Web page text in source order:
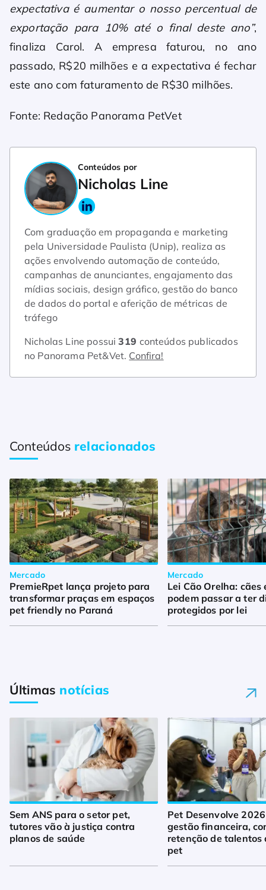
expectativa é aumentar o nosso percentual de
exportação para 10% até o final deste ano”,
finaliza Carol. A empresa faturou, no ano
passado, R$20 milhões e a expectativa é fechar
este ano com faturamento de R$30 milhões.
Fonte: Redação Panorama PetVet
Conteúdos por
Nicholas Line
Com graduação em propaganda e marketing
pela Universidade Paulista (Unip), realiza as
ações envolvendo automação de conteúdo,
campanhas de anunciantes, engajamento das
mídias sociais, design gráfico, gestão do banco
de dados do portal e aferição de métricas de
tráfego
Nicholas Line possui319 conteúdos publicados
no Panorama Pet&Vet. Confira!
Conteúdos relacionados
Mercado
PremieRpet lança projeto para
transformar praças em espaços
pet friendly no Paraná
Mercado
Lei Cão Orelha: cães
podem passar a ter
protegidos por lei
Últimas notícias
Sem ANS para o setor pet,
tutores vão à justiça contra
planos de saúde
Pet Desenvolve
gestão financeira,
retenção de talentos
pet